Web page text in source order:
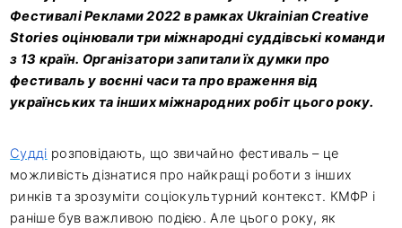
Фестивалі Реклами 2022 в рамках Ukrainian Creative
Stories оцінювали три міжнародні суддівські команди
з 13 країн. Організатори запитали їх думки про
фестиваль у воєнні часи та про враження від
українських та інших міжнародних робіт цього року.
Судді розповідають, що звичайно фестиваль – це
можливість дізнатися про найкращі роботи з інших
ринків та зрозуміти соціокультурний контекст. КМФР і
раніше був важливою подією. Але цього року, як